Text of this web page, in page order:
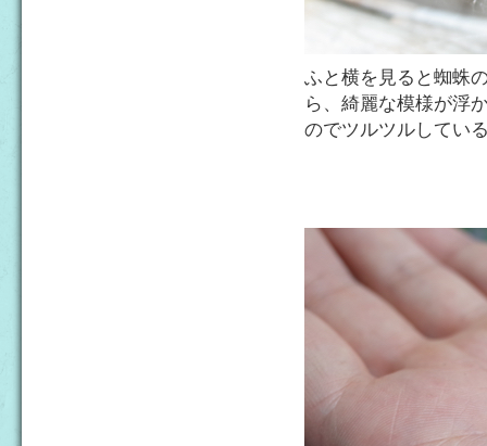
ふと横を見ると蜘蛛
ら、綺麗な模様が浮
のでツルツルしてい